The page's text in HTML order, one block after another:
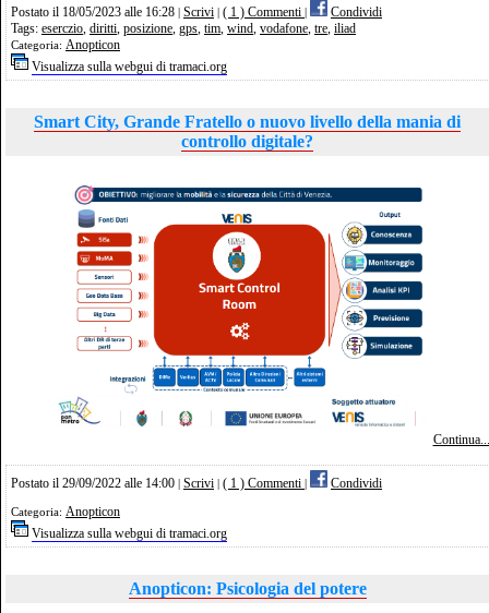
Postato il 18/05/2023 alle 16:28 Scrivi ( 1 ) Commenti
Condividi
Tags: eserczio diritti posizione gps tim wind vodafone tre iliad
Categoria: Anopticon
Visualizza sulla webgui di tramaci.org
Smart City, Grande Fratello o nuovo livello della mania di
controllo digitale?
Continua...
Postato il 29/09/2022 alle 14:00 Scrivi ( 1 ) Commenti Condividi
Categoria: Anopticon
Visualizza sulla webgui di tramaci.org
Anopticon: Psicologia del potere